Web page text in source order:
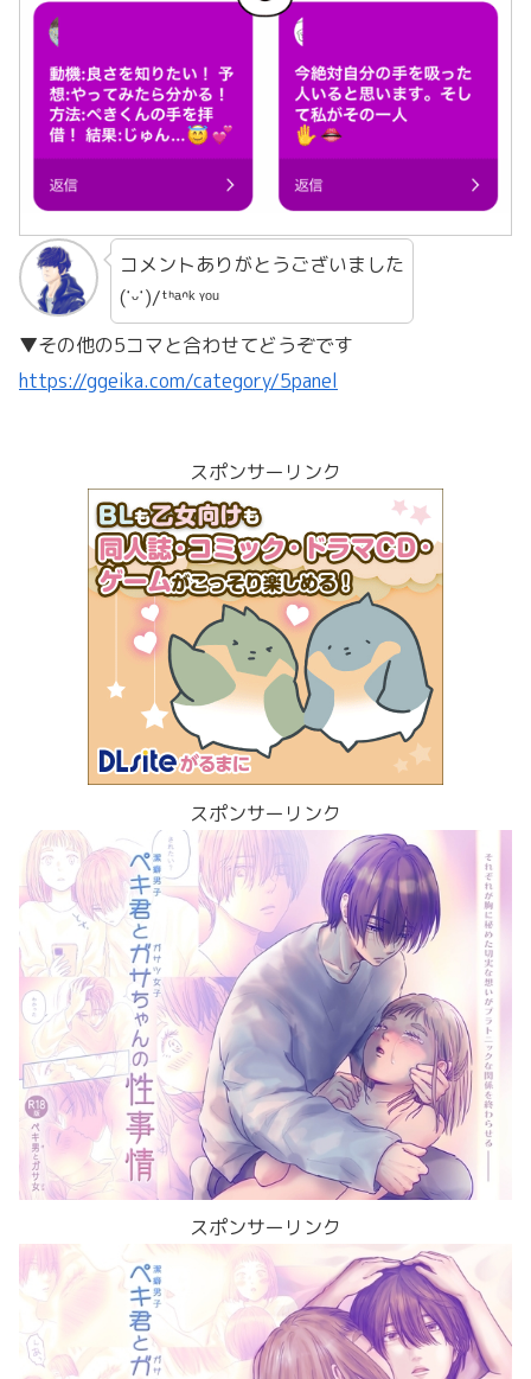
コメントありがとうございました
(˙ᵕ˙)/ᵗᑋᵃᐢᵏ ᵞᵒᵘ
▼その他の5コマと合わせてどうぞです
https://ggeika.com/category/5panel
スポンサーリンク
スポンサーリンク
スポンサーリンク